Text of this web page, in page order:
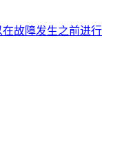
故障发生之前进行